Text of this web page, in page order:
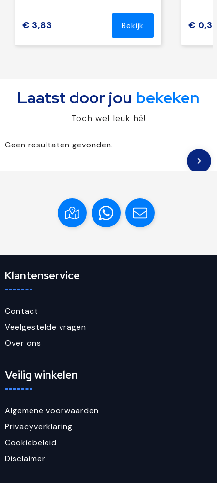
€ 3,83 Bekijk €
Laatst door jou bekeken
Toch wel leuk hé!
Geen resultaten gevonden.
Klantenservice
Contact
Veelgestelde vragen
Over ons
Veilig winkelen
Algemene voorwaarden
Privacyverklaring
Cookiebeleid
Disclaimer